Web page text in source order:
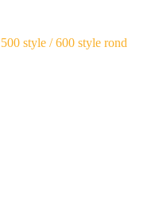
style / 600 style rond